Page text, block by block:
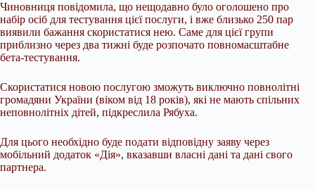
Чиновниця повідомила, що нещодавно було оголошено про
набір осіб для тестування цієї послуги, і вже близько 250 пар
виявили бажання скористатися нею. Саме для цієї групи
приблизно через два тижні буде розпочато повномасштабне
бета-тестування.
Скористатися новою послугою зможуть виключно повнолітні
громадяни України (віком від 18 років), які не мають спільних
неповнолітніх дітей, підкреслила Рябуха.
Для цього необхідно буде подати відповідну заяву через
мобільний додаток «Дія», вказавши власні дані та дані свого
партнера.